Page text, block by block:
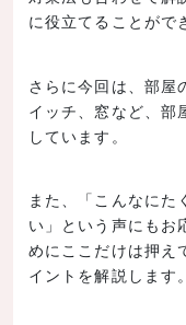
に役立てることがで
さらに今回は、部屋
イッチ、窓など、部
しています。
また、「こんなにた
い」という声にもお
めにここだけは押え
イントを解説します。